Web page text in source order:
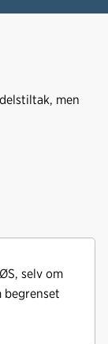
men
selv om
begrenset